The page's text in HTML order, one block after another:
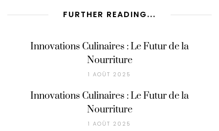
FURTHER READING...
Innovations Culinaires : Le Futur de la
Nourriture
1 AOÛT 2025
Innovations Culinaires : Le Futur de la
Nourriture
1 AOÛT 2025